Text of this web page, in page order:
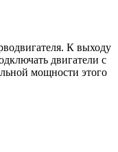
К выходу
двигатели с
мощности этого